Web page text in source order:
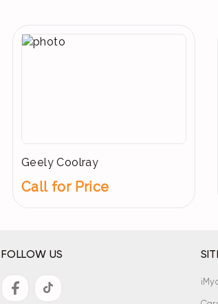
Geely Coolray
Call for Price
FOLLOW US